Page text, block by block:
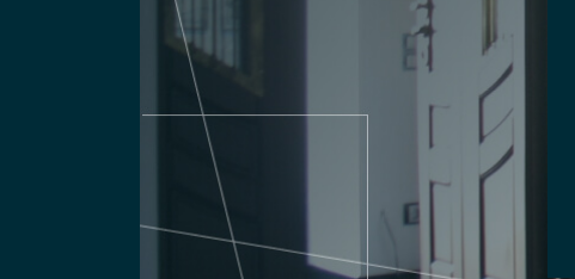
Особенности
Срок проведения закалки стекла
технологический процесс
применением современного